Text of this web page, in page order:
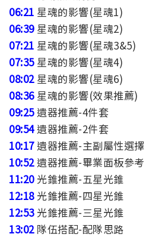
06:21 星魂的影響(星魂1)
06:39 星魂的影響(星魂2)
07:21 星魂的影響(星魂3&5)
07:35星魂的影響(星魂4)
08:02星魂的影響(星魂6)
08:36星魂的影響(效果推薦)
09:25遺器推薦-4件套
09:54遺器推薦-2件套
10:17遺器推薦-主副屬性選擇
10:52遺器推薦-畢業面板參考
11:20 光錐推薦-五星光錐
12:18 光錐推薦-四星光錐
12:53 光錐推薦-三星光錐
13:02 隊伍搭配-配隊思路